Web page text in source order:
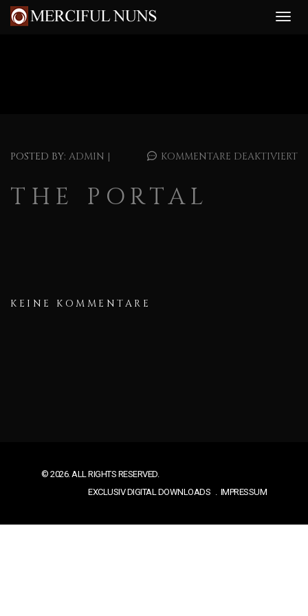
POSTED BY: ADMIN | KOMMENTARE DEAKTIVIERT
THE PORTAL
KEINE KOMMENTARE
© 2026. ALL RIGHTS RESERVED.
EXCLUSIV DIGITAL DOWNLOADS
IMPRESSUM